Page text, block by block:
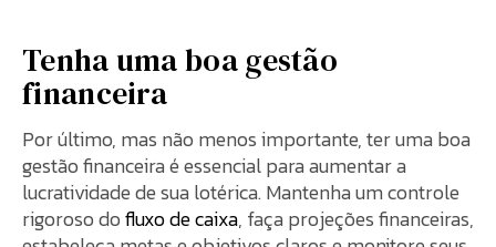
Tenha uma boa gestão
financeira
Por último, mas não menos importante, ter uma boa
gestão financeira é essencial para aumentar a
lucratividade de sua lotérica. Mantenha um controle
rigoroso dofluxo de caixa, faça projeções financeiras,